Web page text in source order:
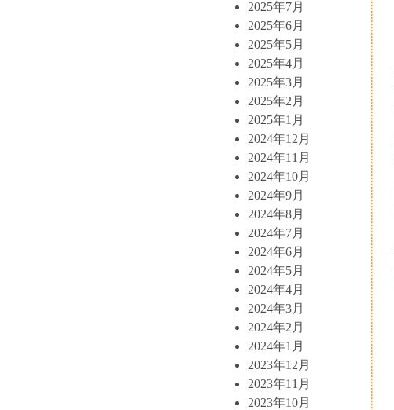
2025年7月
2025年6月
2025年5月
2025年4月
2025年3月
2025年2月
2025年1月
2024年12月
2024年11月
2024年10月
2024年9月
2024年8月
2024年7月
2024年6月
2024年5月
2024年4月
2024年3月
2024年2月
2024年1月
2023年12月
2023年11月
2023年10月